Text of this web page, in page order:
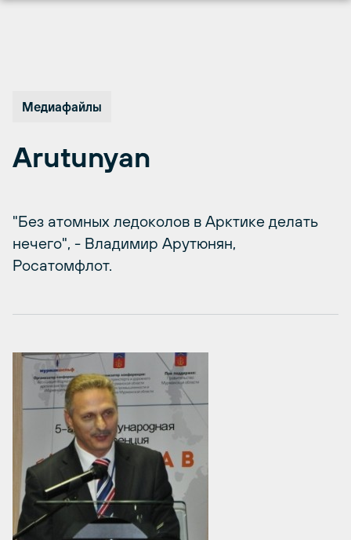
Медиафайлы
Arutunyan
"Без атомных ледоколов в Арктике делать
нечего", - Владимир Арутюнян,
Росатомфлот.